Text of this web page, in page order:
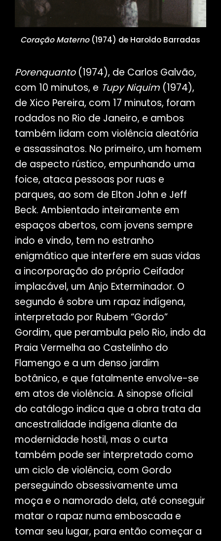
Coração Materno(1974) de Haroldo Barradas
Porenquanto(1974), de Carlos Galvão,
com 10 minutos, e Tupy Niquim(1974),
de Xico Pereira, com 17 minutos, foram
rodados no Rio de Janeiro, e ambos
também lidam com violência aleatória
e assassinatos. No primeiro, um homem
de aspecto rústico, empunhando uma
foice, ataca pessoas por ruas e
parques, ao som de Elton John e Jeff
Beck. Ambientado inteiramente em
espaços abertos, com jovens sempre
indo e vindo, tem no estranho
enigmático que interfere em suas vidas
a incorporação do próprio Ceifador
implacável, um Anjo Exterminador. O
segundo é sobre um rapaz indígena,
interpretado por Rubem “Gordo”
Gordim, que perambula pelo Rio, indo da
Praia Vermelha ao Castelinho do
Flamengo e a um denso jardim
botânico, e que fatalmente envolve-se
em atos de violência. A sinopse oficial
do catálogo indica que a obra trata da
ancestralidade indígena diante da
modernidade hostil, mas o curta
também pode ser interpretado como
um ciclo de violência, com Gordo
perseguindo obsessivamente uma
moça e o namorado dela, até conseguir
matar o rapaz numa emboscada e
tomar seu lugar, para então começar a